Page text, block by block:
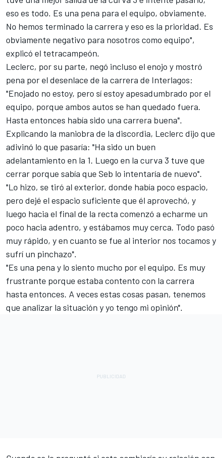
eso es todo. Es una pena para el equipo, obviamente.
No hemos terminado la carrera y eso es la prioridad. Es
obviamente negativo para nosotros como equipo",
explicó el tetracampeón.
Leclerc, por su parte, negó incluso el enojo y mostró
pena por el desenlace de la carrera de Interlagos:
"Enojado no estoy, pero sí estoy apesadumbrado por el
equipo, porque ambos autos se han quedado fuera.
Hasta entonces había sido una carrera buena".
Explicando la maniobra de la discordia, Leclerc dijo que
adivinó lo que pasaría: "Ha sido un buen
adelantamiento en la 1. Luego en la curva 3 tuve que
cerrar porque sabía que Seb lo intentaría de nuevo".
"Lo hizo, se tiró al exterior, donde había poco espacio,
pero dejé el espacio suficiente que él aprovechó, y
luego hacia el final de la recta comenzó a echarme un
poco hacia adentro, y estábamos muy cerca. Todo pasó
muy rápido, y en cuanto se fue al interior nos tocamos y
sufrí un pinchazo".
"Es una pena y lo siento mucho por el equipo. Es muy
frustrante porque estaba contento con la carrera
hasta entonces. A veces estas cosas pasan, tenemos
que analizar la situación y yo tengo mi opinión".